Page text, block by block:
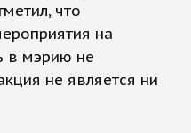
что
на
в мэрию не
не является ни